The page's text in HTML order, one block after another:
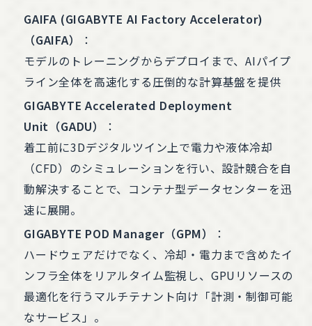
GAIFA (GIGABYTE AI Factory Accelerator)
（GAIFA）
：
モデルのトレーニングからデプロイまで、AIパイプ
ライン全体を高速化する圧倒的な計算基盤を提供
GIGABYTE Accelerated Deployment
Unit（GADU）
：
着工前に3Dデジタルツイン上で電力や液体冷却
（CFD）のシミュレーションを行い、設計競合を自
動解決することで、コンテナ型データセンターを迅
速に展開。
GIGABYTE POD Manager（GPM）
：
ハードウェアだけでなく、冷却・電力まで含めたイ
ンフラ全体をリアルタイム監視し、GPUリソースの
最適化を行うマルチテナント向け「計測・制御可能
なサービス」。